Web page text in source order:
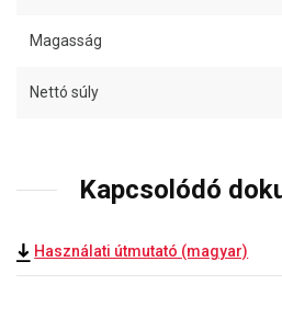
Magasság
Nettó súly
Kapcsolódó
Használati útmutató (magyar)